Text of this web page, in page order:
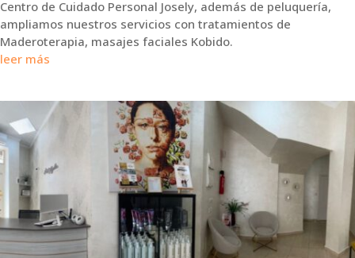
Centro de Cuidado Personal Josely, además de peluquería,
ampliamos nuestros servicios con tratamientos de
Maderoterapia, masajes faciales Kobido.
leer más